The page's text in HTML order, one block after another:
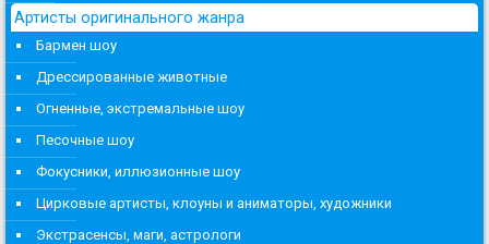
Артисты оригинального жанра
Бармен шоу
Дрессированные животные
Огненные, экстремальные шоу
Песочные шоу
Фокусники, иллюзионные шоу
Цирковые артисты, клоуны и аниматоры, художники
Экстрасенсы, маги, астрологи